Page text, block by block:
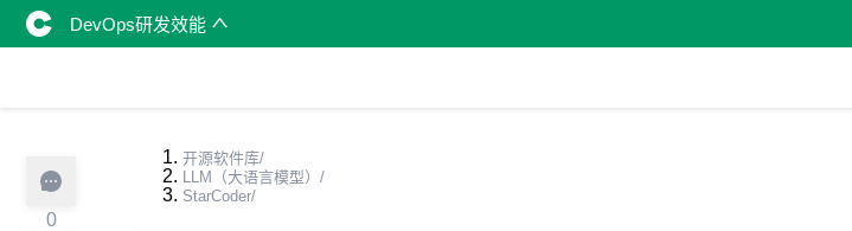
DevOps研发效能
0
开源软件库/
LLM（大语言模型） /
StarCoder/